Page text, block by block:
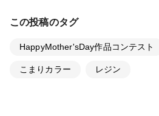
この投稿のタグ
HappyMother'sDay作品コンテスト
こまりカラー レジン